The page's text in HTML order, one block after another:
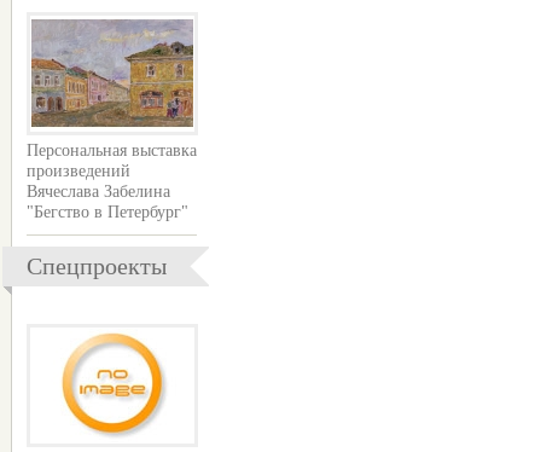
Персональная выставка
произведений
Вячеслава Забелина
"Бегство в Петербург"
Спецпроекты